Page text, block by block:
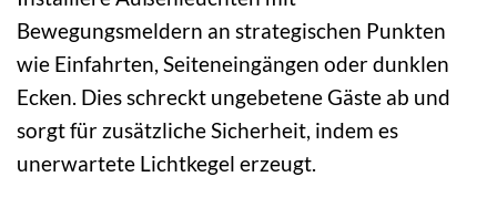
Bewegungsmeldern an strategischen Punkten
wie Einfahrten, Seiteneingängen oder dunklen
Ecken. Dies schreckt ungebetene Gäste ab und
sorgt für zusätzliche Sicherheit, indem es
unerwartete Lichtkegel erzeugt.